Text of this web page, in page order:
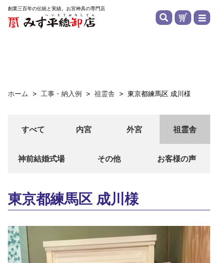
創業三百年の伝統と実績。お宮神具の専門店
ホーム > 工事・納入例 > 祖霊舎 > 東京都練馬区 成川様
すべて 内宮 外宮 祖霊舎
神前結婚式場 その他 お客様の声
東京都練馬区 成川様